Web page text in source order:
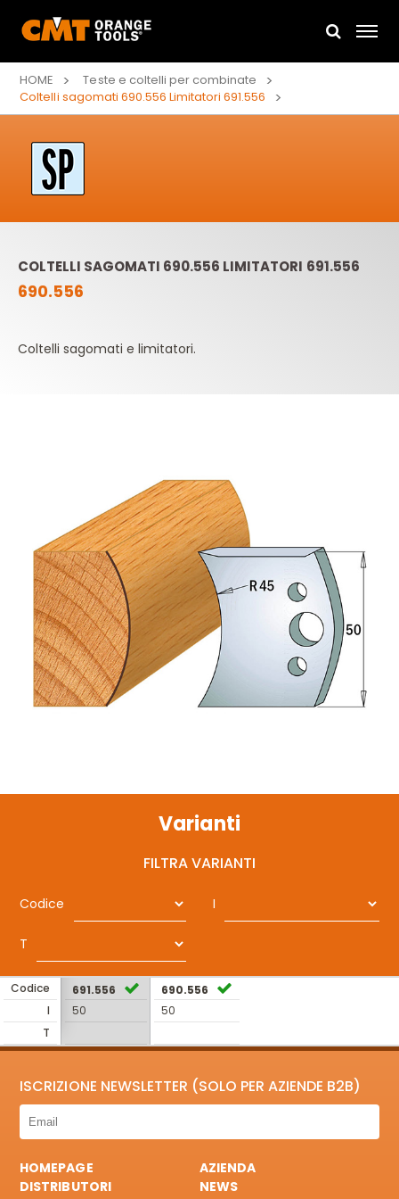
HOME
Teste e coltelli per combinate
Coltelli sagomati 690.556 Limitatori 691.556
COLTELLI SAGOMATI 690.556 LIMITATORI 691.556
690.556
Coltelli sagomati e limitatori.
Varianti
FILTRA VARIANTI
Codice I
T
Codice
I
T
691.556
50
690.556
50
ISCRIZIONE NEWSLETTER (SOLO PER AZIENDE B2B)
HOMEPAGE
AZIENDA
DISTRIBUTORI
NEWS